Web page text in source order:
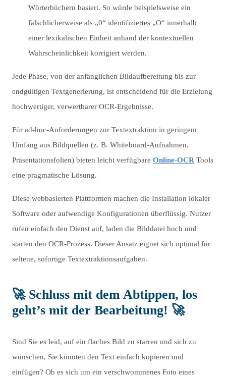
Wörterbüchern basiert. So würde beispielsweise ein
fälschlicherweise als „0“ identifiziertes „O“ innerhalb
einer lexikalischen Einheit anhand der kontextuellen
Wahrscheinlichkeit korrigiert werden.
Jede Phase, von der anfänglichen Bildaufbereitung bis zur
endgültigen Textgenerierung, ist entscheidend für die Erzielung
hochwertiger, verwertbarer OCR-Ergebnisse.
Für ad-hoc-Anforderungen zur Textextraktion in geringem
Umfang aus Bildquellen (z. B. Whiteboard-Aufnahmen,
Präsentationsfolien) bieten leicht verfügbare Online-OCR Tools
eine pragmatische Lösung.
Diese webbasierten Plattformen machen die Installation lokaler
Software oder aufwendige Konfigurationen überflüssig. Nutzer
rufen einfach den Dienst auf, laden die Bilddatei hoch und
starten den OCR-Prozess. Dieser Ansatz eignet sich optimal für
seltene, sofortige Textextraktionsaufgaben.
🚀 Schluss mit dem Abtippen, los
geht’s mit der Bearbeitung! 🚀
Sind Sie es leid, auf ein flaches Bild zu starren und sich zu
wünschen, Sie könnten den Text einfach kopieren und
einfügen? Ob es sich um ein verschwommenes Foto eines